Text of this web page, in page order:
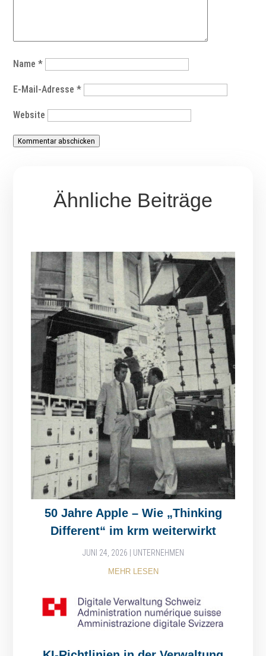
Name*
E-Mail-Adresse*
Website
Kommentar abschicken
Ähnliche Beiträge
50 Jahre Apple – Wie „Thinking
Different“ im krm weiterwirkt
JUNI 24, 2026 UNTERNEHMEN
MEHR LESEN